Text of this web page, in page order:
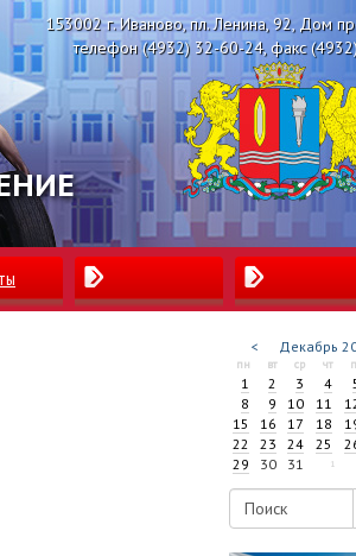
153002 г. Иваново, пл. Ленина, 92, Дом
телефон (4932) 32-60-24, факс
< Декабрь
пн вт ср чт
1 2 3 4
8
9 10 11
15
16 17 18
22
23 24 25
29
30 31 1